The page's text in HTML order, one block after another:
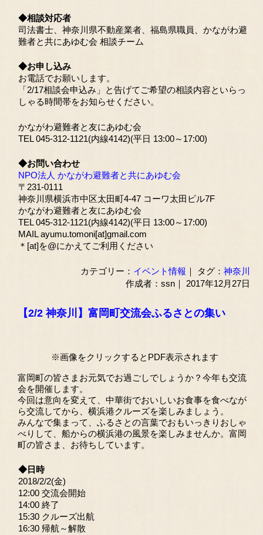
◆相談対応者
司法書士、神奈川県不動産業者、福島県職員、かながわ避
難者と共にあゆむ会 相談チーム
◆お申し込み
お電話でお願いします。
「2/17相談会申込み」と告げてご希望の相談内容といらっ
しゃる時間帯をお知らせください。
かながわ避難者と友にあゆむ会
TEL 045-312-1121(内線4142)(平日 13:00～17:00)
◆お問い合わせ
NPO法人 かながわ避難者と共にあゆむ会
〒231-0111
神奈川県横浜市中区太田町4-47 コーワ太田ビル7F
かながわ避難者と友にあゆむ会
TEL 045-312-1121(内線4142)(平日 13:00～17:00)
MAIL ayumu.tomoni[at]gmail.com
＊[at]を@にかえてご利用ください
カテゴリー： イベント情報 ｜ タグ：神奈川
作成者：ssn｜ 2017年12月27日
【2/2 神奈川】富岡町交流会ふるさとの集い
※画像をクリックするとPDF表示されます
富岡町の皆さまお元気でお過ごしでしょうか？今年も交流
会を開催します。
今回は意向を変えて、中華街でおいしいお食事を食べなが
ら交流してから、横浜港クルーズを楽しみましょう。
みんなで集まって、ふるさとの言葉でおもいっきりおしゃ
べりして、船からの横浜港の風景を楽しみませんか。富岡
町の皆さま、お待ちしています。
◆日時
2018/2/2(金)
12:00 交流会開始
14:00 終了
15:30 クルーズ出航
16:30 帰航～解散